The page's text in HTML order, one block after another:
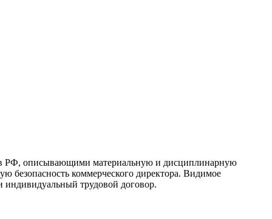
РФ, описывающими материальную и дисциплинарную
безопасность коммерческого директора. Видимое
индивидуальный трудовой договор.